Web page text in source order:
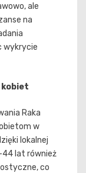
ale
na
wykrycie
kobiet
Raka
w
lokalnej
44 lat również
co